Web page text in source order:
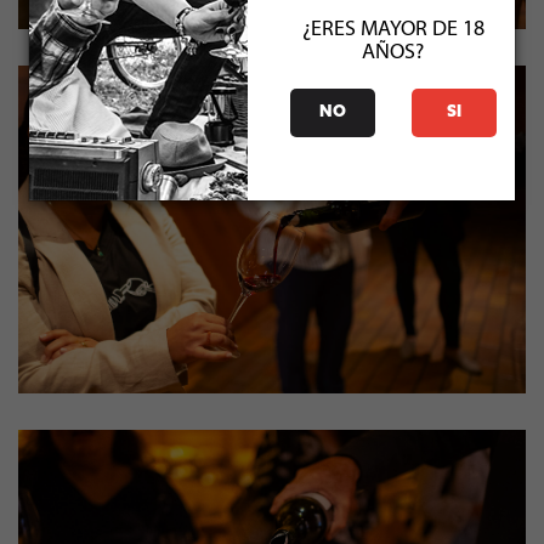
¿ERES MAYOR DE 18
AÑOS?
NO SI